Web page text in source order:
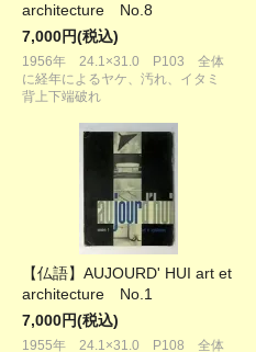
architecture No.8
7,000円(税込)
1956年 24.1×31.0 P103 全体
に経年によるヤケ、汚れ、イタミ
背上下端破れ
【仏語】AUJOURD' HUI art et
architecture No.1
7,000円(税込)
1955年 24.1×31.0 P108 全体